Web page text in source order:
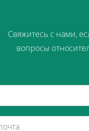
Свяжитесь с нами,
вопросы